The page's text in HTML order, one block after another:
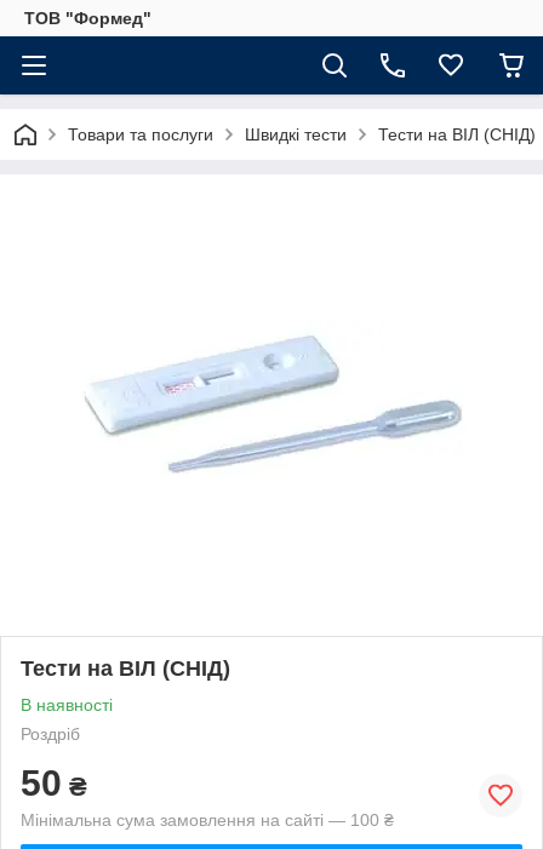
ТОВ "Формед"
Товари та послуги Швидкі тести Тести на ВІЛ (СНІД)
Тести на ВІЛ (СНІД)
В наявності
Роздріб
50 ₴
Мінімальна сума замовлення на сайті — 100 ₴